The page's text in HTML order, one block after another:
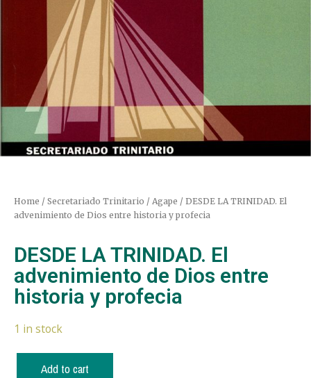
Home / Secretariado Trinitario / Agape / DESDE LA TRINIDAD. El
advenimiento de Dios entre historia y profecia
DESDE LA TRINIDAD. El
advenimiento de Dios entre
historia y profecia
1 in stock
Add to cart